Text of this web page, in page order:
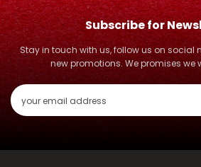
Subscribe for
Stay in touch with us, follow us on
new promotions. We promises we